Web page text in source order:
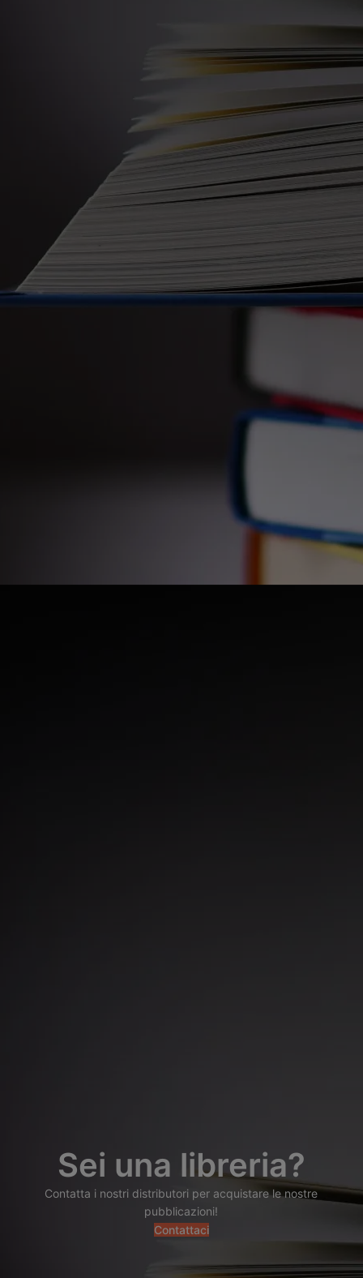
Sei una libreria?
Contatta i nostri distributori per acquistare le nostre
pubblicazioni!
Contattaci